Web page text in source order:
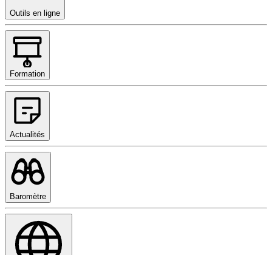
Outils en ligne
Formation
Actualités
Baromètre